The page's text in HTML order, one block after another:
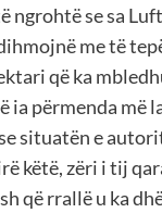
ngrohtë se sa
me të
që ka
ia përmenda më
situatën e
këtë, zëri i tij
që rrallë u ka